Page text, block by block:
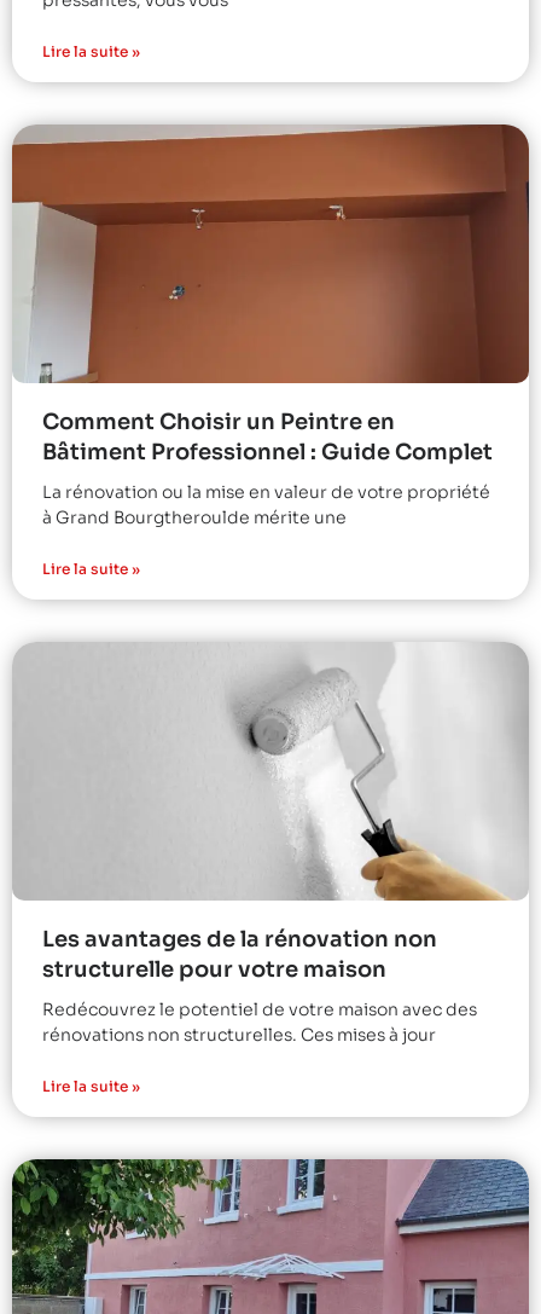
Lire la suite »
Comment Choisir un Peintre en
Bâtiment Professionnel : Guide Complet
La rénovation ou la mise en valeur de votre propriété
à Grand Bourgtheroulde mérite une
Lire la suite »
Les avantages de la rénovation non
structurelle pour votre maison
Redécouvrez le potentiel de votre maison avec des
rénovations non structurelles. Ces mises à jour
Lire la suite »